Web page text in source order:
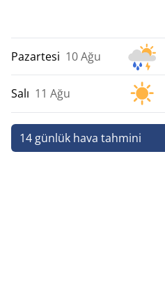
Pazartesi 10 Ağu
Salı 11 Ağu
14 günlük hava tahmini